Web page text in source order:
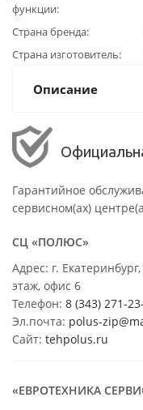
функции
Страна бренда
Страна изготовитель
Описание
Гарантийное
сервисном(ах)
СЦ «ПОЛЮС»
Адрес: г.
этаж, офис 6
Телефон: 8 (343) 271-
Эл.почта: polus-
Сайт: tehpolus.ru
«ЕВРОТЕХНИКА